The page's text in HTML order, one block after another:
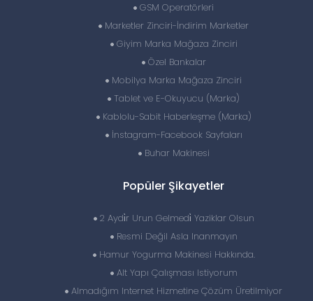
GSM Operatörleri
Marketler Zinciri-İndirim Marketler
Giyim Marka Mağaza Zinciri
Özel Bankalar
Mobilya Marka Mağaza Zinciri
Tablet ve E-Okuyucu (Marka)
Kablolu-Sabit Haberleşme (Marka)
İnstagram-Facebook Sayfaları
Buhar Makinesi
Popüler Şikayetler
2 Aydi̇r Urun Gelmedi̇ Yaziklar Olsun
Resmi Değil Asla Inanmayın
Hamur Yogurma Makinesi Hakkında.
Alt Yapı Çalışması Istiyorum
Almadığım Internet Hizmetine Çözüm Üretilmiyor